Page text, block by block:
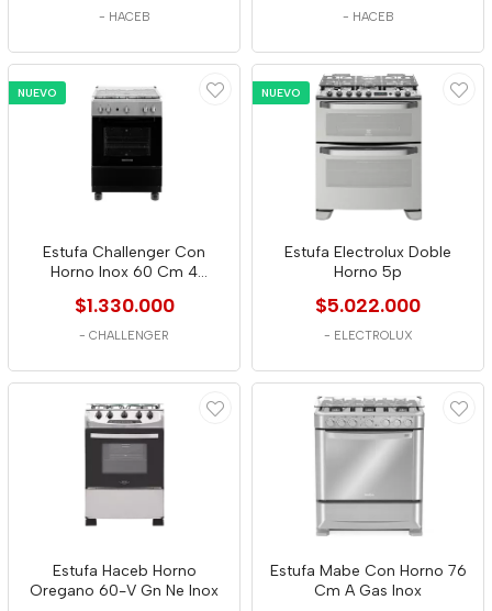
- HACEB - HACEB
NUEVO
Estufa Challenger Con
Horno Inox 60 Cm 4
$1.330.000
- CHALLENGER
NUEVO
Estufa Electrolux Doble
Horno 5p
$5.022.000
- ELECTROLUX
Estufa Haceb Horno
Oregano 60-V Gn Ne Inox
Estufa Mabe Con Horno 76
Cm A Gas Inox